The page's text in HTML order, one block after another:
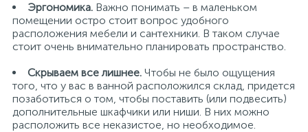
Эргономика. Важно понимать – в маленьком
помещении остро стоит вопрос удобного
расположения мебели и сантехники. В таком случае
стоит очень внимательно планировать пространство.
Скрываем все лишнее. Чтобы не было ощущения
того, что у вас в ванной расположился склад, придется
позаботиться о том, чтобы поставить (или подвесить)
дополнительные шкафчики или ниши. В них можно
расположить все неказистое, но необходимое.